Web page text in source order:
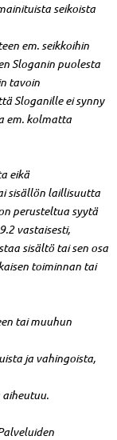
seikoista
em. seikkoihin
Sloganin puolesta
tavoin
Sloganille ei synny
em. kolmatta
eikä
sisällön laillisuutta
perusteltua syytä
vastaisesti,
sisältö tai sen osa
toiminnan tai
tai muuhun
ja vahingoista,
aiheutuu.